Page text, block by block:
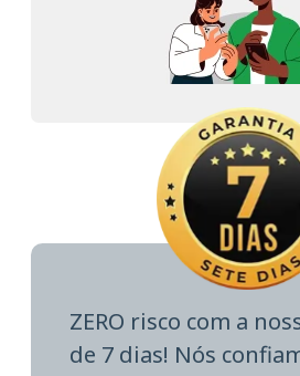
ZERO risco com a
de 7 dias! Nós